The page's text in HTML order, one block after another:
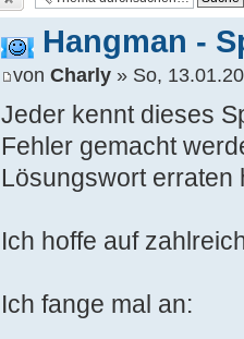
Hangman -
von Charly » So,
Jeder kennt dieses
Fehler gemacht
Lösungswort erraten
Ich hoffe auf
Ich fange mal an: